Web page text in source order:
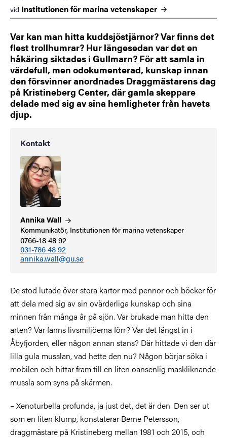
vid Institutionen för marina vetenskaper
Var kan man hitta kuddsjöstjärnor? Var finns det
flest trollhumrar? Hur längesedan var det en
håkäring siktades i Gullmarn? För att samla in
värdefull, men odokumenterad, kunskap innan
den försvinner anordnades Draggmästarens dag
på Kristineberg Center, där gamla skeppare
delade med sig av sina hemligheter från havets
djup.
Kontakt
AnnikaWall
Kommunikatör, Institutionen för marina vetenskaper
0766-18 48 92
031-786 48 92
annika.wall@gu.se
De stod lutade över stora kartor med pennor och böcker för
att dela med sig av sin ovärderliga kunskap och sina
minnen från många år på sjön. Var brukade man hitta den
arten? Var fanns livsmiljöerna förr? Var det längst in i
Åbyfjorden, eller någon annan stans? Där hittade vi den där
lilla gula musslan, vad hette den nu? Någon börjar söka i
mobilen och hittar fram till en liten oansenlig maskliknande
mussla som syns på skärmen.
– Xenoturbella profunda, ja just det, det är den. Den ser ut
som en liten klump, konstaterar Berne Petersson,
draggmästare på Kristineberg mellan 1981 och 2015,och